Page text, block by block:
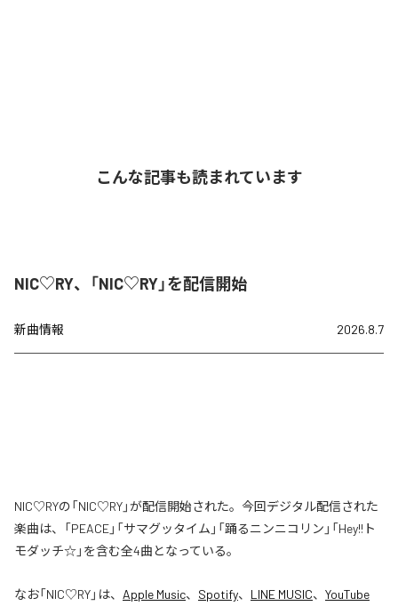
こんな記事も読まれています
NIC♡RY、「NIC♡RY」を配信開始
新曲情報 2026.8.7
NIC♡RYの「NIC♡RY」が配信開始された。今回デジタル配信された
楽曲は、「PEACE」「サマグッタイム」「踊るニンニコリン」「Hey!!ト
モダッチ☆」を含む全4曲となっている。
なお「NIC♡RY」は、 Apple Music、 Spotify、 LINE MUSIC、 YouTube